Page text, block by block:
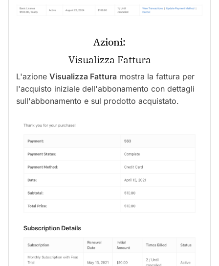
Azioni:
Visualizza Fattura
L'azione Visualizza Fattura mostra la fattura per
l'acquisto iniziale dell'abbonamento con dettagli
sull'abbonamento e sul prodotto acquistato.